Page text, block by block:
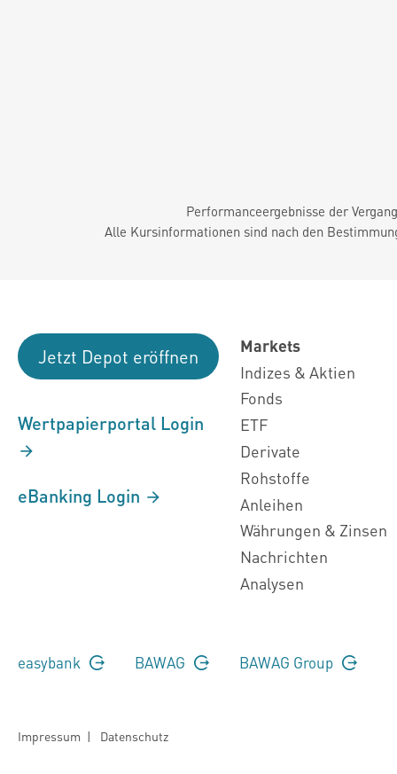
Performanceergebnisse der
Alle Kursinformationen sind nach den
Jetzt Depot eröffnen
Wertpapierportal Login
eBanking Login
Markets
Indizes & Aktien
Fonds
ETF
Derivate
Rohstoffe
Anleihen
Währungen & Zinsen
Nachrichten
Analysen
easybank BAWAG BAWAG Group
Impressum | Datenschutz